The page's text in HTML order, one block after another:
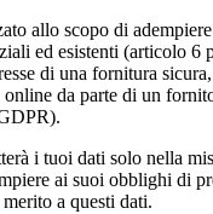
allo scopo di
ed esistenti (articolo 6
di una fornitura
da parte di un
i tuoi dati solo nella
ai suoi obblighi di
a questi dati.